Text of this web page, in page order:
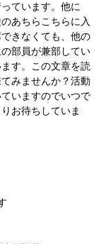
ています。他に
あちらこちらに入
きなくても、他の
部員が兼部してい
す。この文章を読
みませんか？活動
いますのでいつで
お待ちしていま